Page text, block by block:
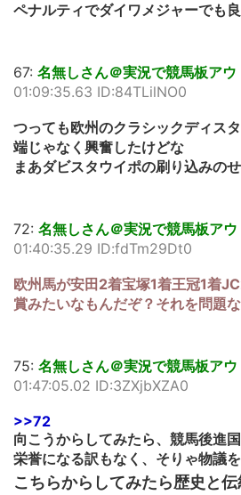
ペナルティでダイワメジャーでも
67: 名無しさん＠実況で競馬板アウ
01:09:35.63 ID:84TLilNO0
つっても欧州のクラシックディス
端じゃなく興奮したけどな
まあダビスタウイポの刷り込みの
72: 名無しさん＠実況で競馬板アウ
01:40:35.29 ID:fdTm29Dt0
欧州馬が安田2着宝塚1着王冠1着
賞みたいなもんだぞ？それを問題
75: 名無しさん＠実況で競馬板アウ
01:47:05.02 ID:3ZXjbXZA0
>>72
向こうからしてみたら、競馬後進
栄誉になる訳もなく、そりゃ物議を
こちらからしてみたら歴史と